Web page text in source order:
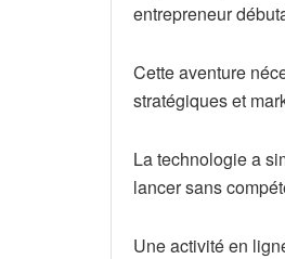
entrepreneur
Cette aventure
stratégiques et
La technologie a
lancer sans
Une activité en